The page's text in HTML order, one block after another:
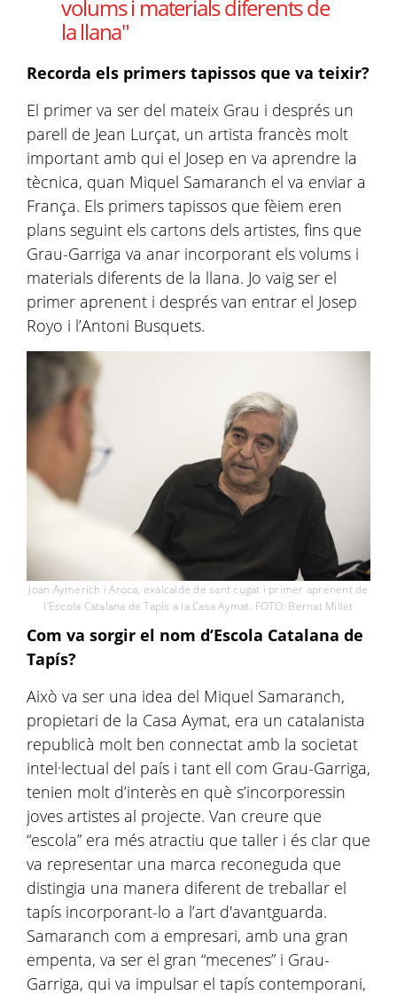
volums i materials diferents de
la llana"
Recorda els primers tapissos que va teixir?
El primer va ser del mateix Grau i després un
parell de Jean Lurçat, un artista francès molt
important amb qui el Josep en va aprendre la
tècnica, quan Miquel Samaranch el va enviar a
França. Els primers tapissos que fèiem eren
plans seguint els cartons dels artistes, fins que
Grau-Garriga va anar incorporant els volums i
materials diferents de la llana. Jo vaig ser el
primer aprenent i després van entrar el Josep
Royo i l’Antoni Busquets.
Joan Aymerich i Aroca, exalcalde de sant cugat i primer aprenent de
l’Escola Catalana de Tapís a la Casa Aymat. FOTO: Bernat Millet
Com va sorgir el nom d’Escola Catalana de
Tapís?
Això va ser una idea del Miquel Samaranch,
propietari de la Casa Aymat, era un catalanista
republicà molt ben connectat amb la societat
intel·lectual del país i tant ell com Grau-Garriga,
tenien molt d’interès en què s’incorporessin
joves artistes al projecte. Van creure que
“escola” era més atractiu que taller i és clar que
va representar una marca reconeguda que
distingia una manera diferent de treballar el
tapís incorporant-lo a l’art d'avantguarda.
Samaranch com a empresari, amb una gran
empenta, va ser el gran “mecenes” i Grau-
Garriga, qui va impulsar el tapís contemporani,